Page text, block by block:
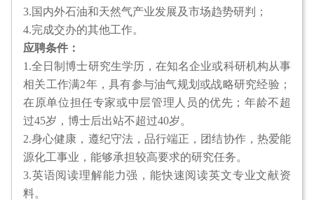
3.国内外石油和天然气产业发展及市场趋势研判；
4.完成交办的其他工作。
应聘条件：
1.全日制博士研究生学历，在知名企业或科研机构从事
相关工作满2年，具有参与油气规划或战略研究经验；
在原单位担任专家或中层管理人员的优先；年龄不超
过45岁，博士后出站不超过40岁。
2.身心健康，遵纪守法，品行端正，团结协作，热爱能
源化工事业，能够承担较高要求的研究任务。
3.英语阅读理解能力强，能快速阅读英文专业文献资
料。